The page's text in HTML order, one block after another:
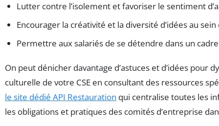
Lutter contre l’isolement et favoriser le sentiment
Encourager la créativité et la diversité d’idées au
Permettre aux salariés de se détendre dans un
On peut dénicher davantage d’astuces et d’idées pour
culturelle de votre CSE en consultant des ressources
le site dédié API Restauration qui centralise toutes les
les obligations et pratiques des comités d’entreprise